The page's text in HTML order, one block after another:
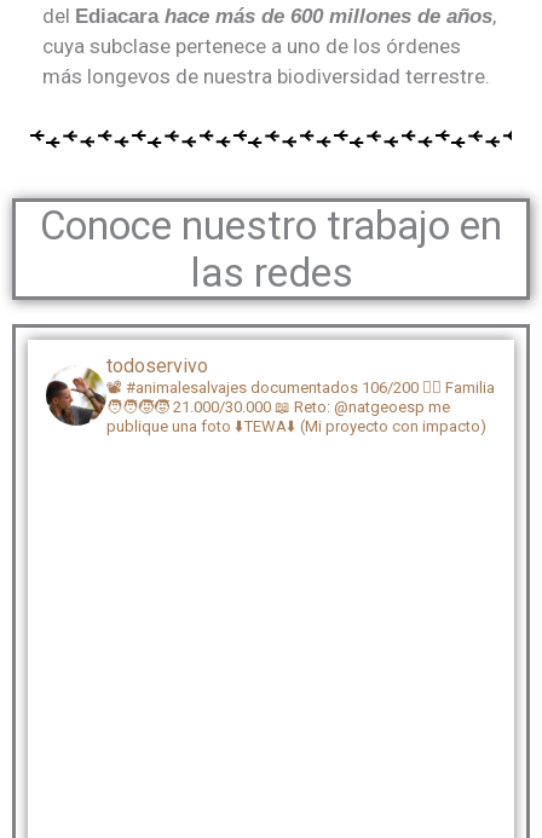
del Ediacara hace más de 600 millones de años,
cuya subclase pertenece a uno de los órdenes
más longevos de nuestra biodiversidad terrestre.
Conoce nuestro trabajo en
las redes
todoservivo
📽️ #animalesalvajes documentados 106/200 🏴‍☠️ Familia
🧑‍🧑‍🧒‍🧒 21.000/30.000 📖 Reto: @natgeoesp me
publique una foto ⬇️TEWA⬇️ (Mi proyecto con impacto)